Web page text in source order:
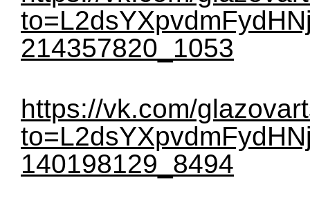
214357820_1053
https://vk.com/
140198129_8494